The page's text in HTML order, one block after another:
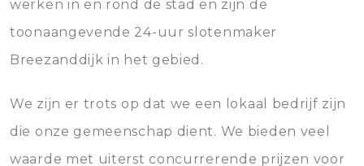
werken in en rond de stad en zijn de
toonaangevende 24-uur slotenmaker
Breezanddijk in het gebied.
We zijn er trots op dat we een lokaal bedrijf zijn
die onze gemeenschap dient. We bieden veel
waarde met uiterst concurrerende prijzen voor